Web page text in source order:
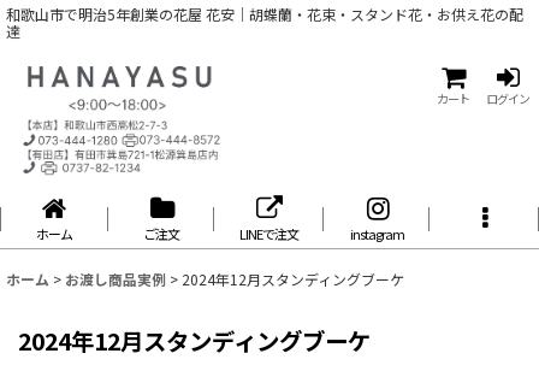
和歌山市で明治5年創業の花屋 花安｜胡蝶蘭・花束・スタンド花・お供え花の配
達
カート ログイン
ホーム ご注文 LINEで注文 instagram
ホーム > お渡し商品実例 > 2024年12月スタンディングブーケ
2024年12月スタンディングブーケ